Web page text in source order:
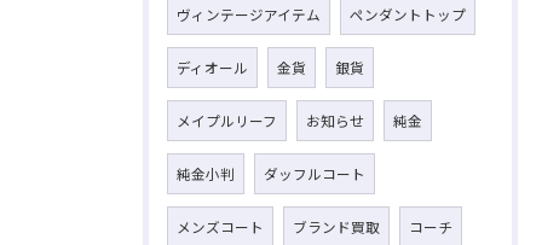
ヴィンテージアイテム ペンダントトップ
ディオール 金貨 銀貨
メイプルリーフ お知らせ 純金
純金小判 ダッフルコート
メンズコート ブランド買取 コーチ